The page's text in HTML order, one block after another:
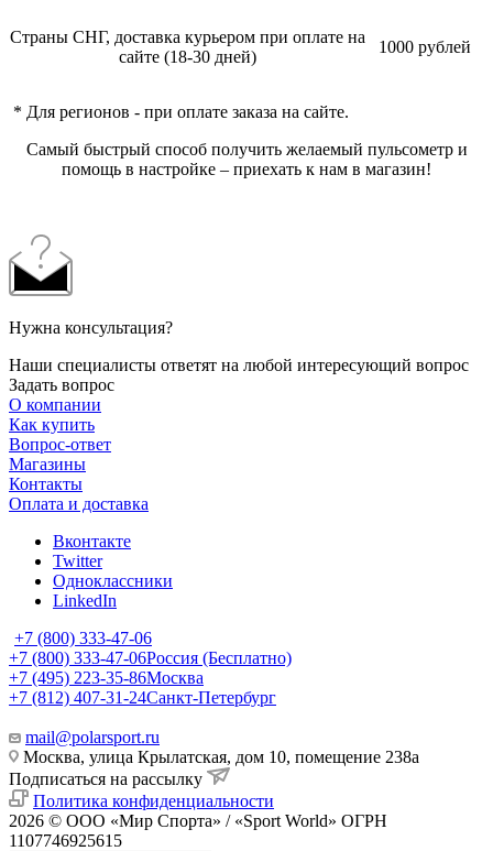
Страны СНГ, доставка курьером при оплате на
сайте (18-30 дней)
1000 рублей
* Для регионов - при оплате заказа на сайте.
Самый быстрый способ получить желаемый пульсометр и
помощь в настройке – приехать к нам в магазин!
Нужна консультация?
Наши специалисты ответят на любой интересующий вопрос
Задать вопрос
О компании
Как купить
Вопрос-ответ
Магазины
Контакты
Оплата и доставка
Вконтакте
Twitter
Одноклассники
LinkedIn
+7 (800) 333-47-06
+7 (800) 333-47-06Россия (Бесплатно)
+7 (495) 223-35-86Москва
+7 (812) 407-31-24Санкт-Петербург
mail@polarsport.ru
Москва, улица Крылатская, дом 10, помещение 238а
Подписаться на рассылку
Политика конфиденциальности
2026 © ООО «Мир Спорта» / «Sport World» ОГРН
1107746925615